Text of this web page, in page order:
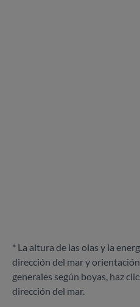
* La altura de las olas y la
dirección del mar y
generales según boyas, haz
dirección del mar.